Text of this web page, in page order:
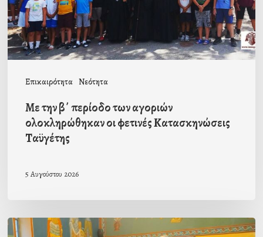
Επικαιρότητα Νεότητα
ολοκληρώθηκαν
οι
φετινές
Με την β΄ περίοδο των αγοριών
ολοκληρώθηκαν οι φετινές Κατασκηνώσεις
Ταϋγέτης
5 Αυγούστου 2026
Ιερά